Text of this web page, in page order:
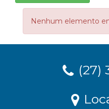
Nenhum elemento
(27)